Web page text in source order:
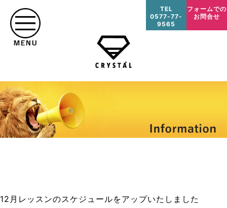
TEL
0577-77-
9565
フォームでの
お問合せ
12月レッスンのスケジュールをアップいたしました